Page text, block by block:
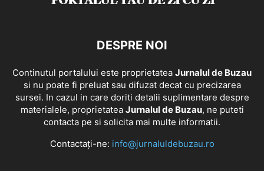
DESPRE NOI
Continutul portalului este proprietatea Jurnalul de Buzau
si nu poate fi preluat sau difuzat decat cu precizarea
sursei. In cazul in care doriti detalii suplimentare despre
materialele, proprietatea Jurnalul de Buzau, ne puteti
contacta pe si solicita mai multe informatii.
Contactați-ne: info@jurnaluldebuzau.ro